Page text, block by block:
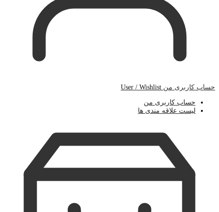
حساب کاربری من User / Wishlist
حساب کاربری من
لیست علاقه مندی ها